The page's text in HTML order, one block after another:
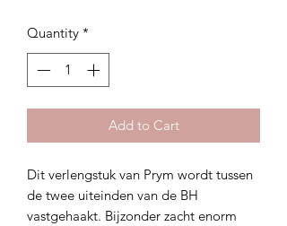
Quantity *
Add to Cart
Dit verlengstuk van Prym wordt tussen
de twee uiteinden van de BH
vastgehaakt. Bijzonder zacht enorm